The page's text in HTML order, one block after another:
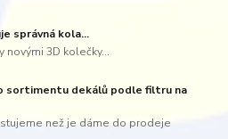
správná kola...
3D kolečky...
sortimentu dekálů podle filtru na
než je dáme do prodeje